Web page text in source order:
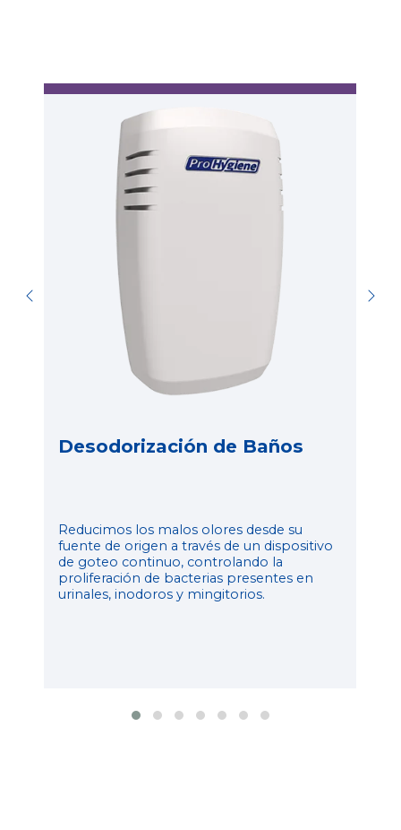
Desodorización de Baños
Reducimos los malos olores desde su
fuente de origen a través de un dispositivo
de goteo continuo, controlando la
proliferación de bacterias presentes en
urinales, inodoros y mingitorios.